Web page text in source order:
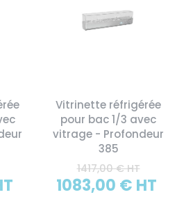
Vitrinette réfrigérée
pour bac 1/3 avec
vitrage - Profondeur
385
1417,00 € HT
1083,00 € HT